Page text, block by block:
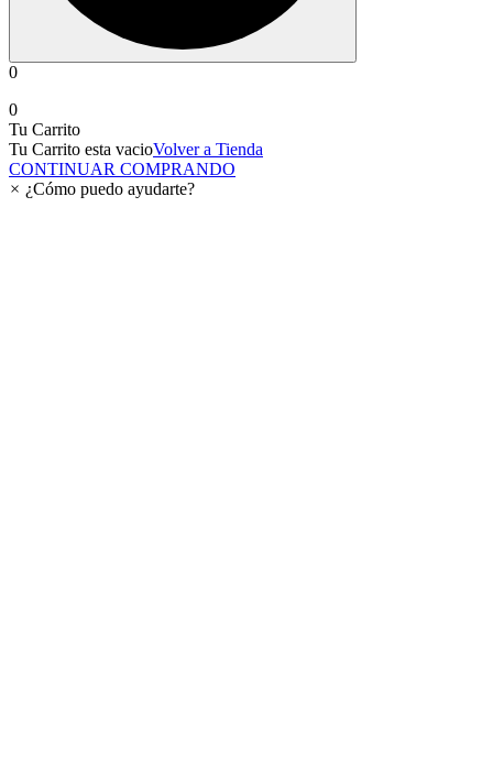
0
0
Tu Carrito
Tu Carrito esta vacioVolver a Tienda
CONTINUAR COMPRANDO
× ¿Cómo puedo ayudarte?